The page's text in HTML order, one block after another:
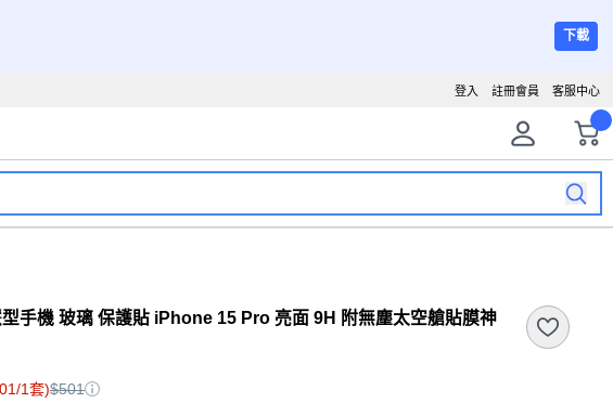
下載
客服中心
註冊會員
登入
手機 玻璃 保護貼 iPhone 15 Pro 亮面 9H 附無塵太空艙貼膜神
1套)$501